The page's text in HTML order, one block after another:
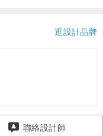
逛設計品牌
聯絡設計師